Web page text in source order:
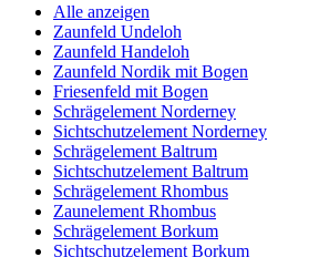
Alle anzeigen
Zaunfeld Undeloh
Zaunfeld Handeloh
Zaunfeld Nordik mit Bogen
Friesenfeld mit Bogen
Schrägelement Norderney
Sichtschutzelement Norderney
Schrägelement Baltrum
Sichtschutzelement Baltrum
Schrägelement Rhombus
Zaunelement Rhombus
Schrägelement Borkum
Sichtschutzelement Borkum